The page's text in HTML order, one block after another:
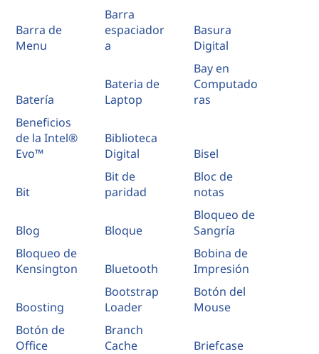
Barra de
Menu
Barra
espaciador
a
Basura
Digital
Batería
Bateria de
Laptop
Bay en
Computado
ras
Beneficios
de la Intel®
Evo™
Biblioteca
Digital
Bisel
Bit
Bit de
paridad
Bloc de
notas
Blog Bloque
Bloqueo de
Sangría
Bloqueo de
Kensington
Bluetooth
Bobina de
Impresión
Boosting
Bootstrap
Loader
Botón del
Mouse
Botón de
Office
Branch
Cache
Briefcase